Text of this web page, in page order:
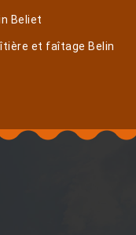
Beliet
et faîtage Belin